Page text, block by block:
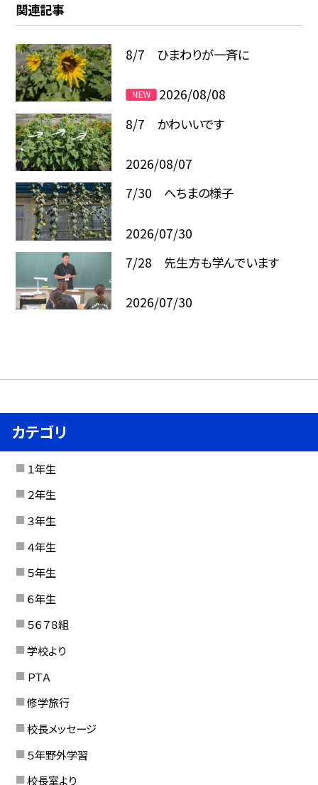
関連記事
8/7 ひまわりが一斉に
2026/08/08
8/7 かわいいです
2026/08/07
7/30 へちまの様子
2026/07/30
7/28 先生方も学んでいます
2026/07/30
カテゴリ
１年生
２年生
３年生
４年生
５年生
６年生
５６７８組
学校より
ＰＴＡ
修学旅行
校長メッセージ
５年野外学習
校長室より